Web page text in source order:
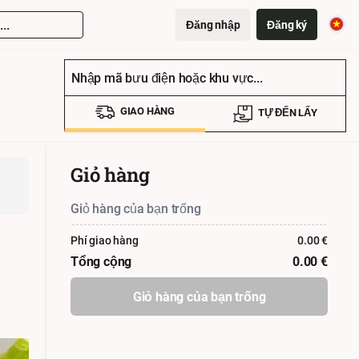
Đăng nhập Đăng ký
Nhập mã bưu điện hoặc khu vực...
GIAO HÀNG TỰ ĐẾN LẤY
Giỏ hàng
Giỏ hàng của bạn trống
Phí giao hàng 0.00€
Tổng cộng 0.00€
Giỏ hàng của bạn trống